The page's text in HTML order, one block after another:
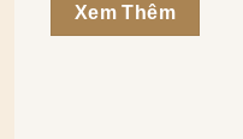
Xem Thêm